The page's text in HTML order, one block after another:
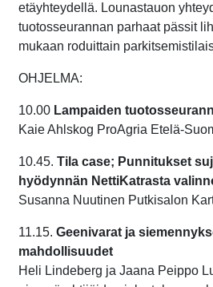
etäyhteydellä. Lounastauon
tuotosseurannan parhaat pässit
mukaan roduittain
OHJELMA:
10.00 Lampaiden
Kaie Ahlskog ProAgria Etelä-
10.45. Tila case; Punnitukset
hyödynnän NettiKatrasta
Susanna Nuutinen Putkisalon
11.15. Geenivarat ja
mahdollisuudet
Heli Lindeberg ja Jaana Peippo